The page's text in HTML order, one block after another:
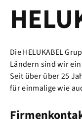
Die HELUKABEL
Ländern sind wir
Seit über über 25
für einmalige wie